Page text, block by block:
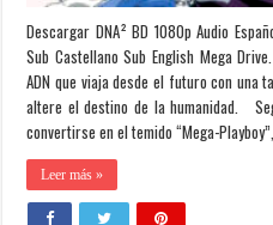
Descargar DNA² BD 1080p Audio
Sub Castellano Sub English Mega
ADN que viaja desde el futuro con una
altere el destino de la humanidad.
convertirse en el temido “Mega-
Leer más »